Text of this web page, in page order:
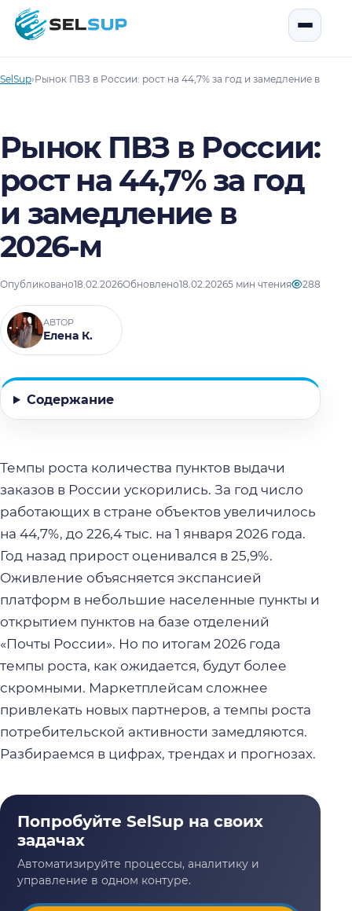
SelSup
SelSup›Рынок ПВЗ в России: рост на 44,7% за год и замедление в 2026-
Рынок ПВЗ в России:
рост на 44,7% за год
и замедление в
2026-м
Опубликовано18.02.2026Обновлено18.02.20265 мин чтения 288
АВТОР
Елена К.
Содержание
Темпы роста количества пунктов выдачи
заказов в России ускорились. За год число
работающих в стране объектов увеличилось
на 44,7%, до 226,4 тыс. на 1 января 2026 года.
Год назад прирост оценивался в 25,9%.
Оживление объясняется экспансией
платформ в небольшие населенные пункты и
открытием пунктов на базе отделений
«Почты России». Но по итогам 2026 года
темпы роста, как ожидается, будут более
скромными. Маркетплейсам сложнее
привлекать новых партнеров, а темпы роста
потребительской активности замедляются.
Разбираемся в цифрах, трендах и прогнозах.